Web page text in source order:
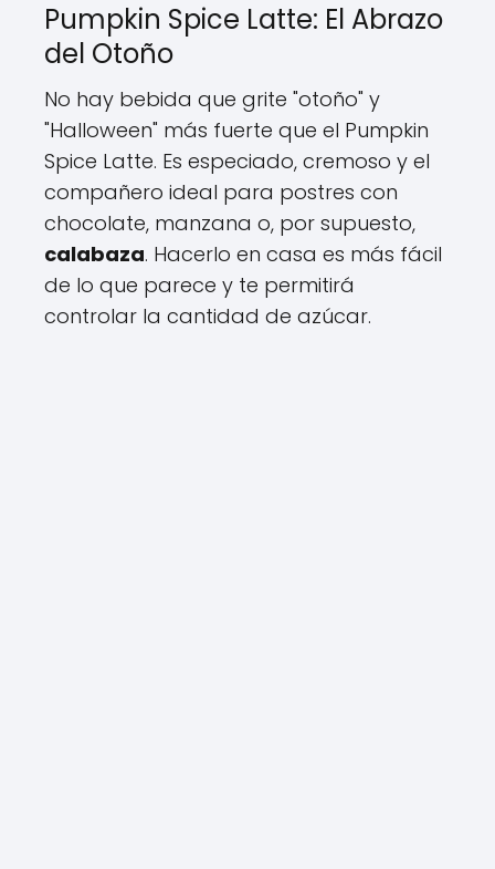
Pumpkin Spice Latte: El Abrazo
del Otoño
No hay bebida que grite "otoño" y
"Halloween" más fuerte que el Pumpkin
Spice Latte. Es especiado, cremoso y el
compañero ideal para postres con
chocolate, manzana o, por supuesto,
calabaza. Hacerlo en casa es más fácil
de lo que parece y te permitirá
controlar la cantidad de azúcar.